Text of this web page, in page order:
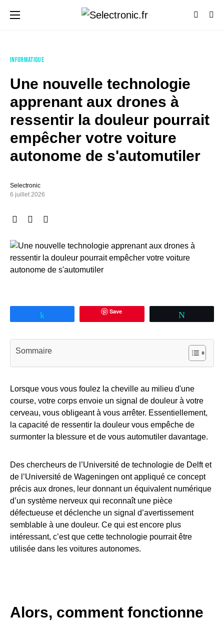
INFORMATIQUE
Une nouvelle technologie
apprenant aux drones à
ressentir la douleur pourrait
empêcher votre voiture
autonome de s'automutiler
Selectronic
6 juillet 2026
Save
Sommaire
Lorsque vous vous foulez la cheville au milieu d'une
course, votre corps envoie un signal de douleur à votre
cerveau, vous obligeant à vous arrêter. Essentiellement,
la capacité de ressentir la douleur vous empêche de
surmonter la blessure et de vous automutiler davantage.
Des chercheurs de l’Université de technologie de Delft et
de l’Université de Wageningen ont appliqué ce concept
précis aux drones, leur donnant un équivalent numérique
d’un système nerveux qui reconnaît une pièce
défectueuse et déclenche un signal d’avertissement
semblable à une douleur. Ce qui est encore plus
intéressant, c’est que cette technologie pourrait être
utilisée dans les voitures autonomes.
Alors, comment fonctionne